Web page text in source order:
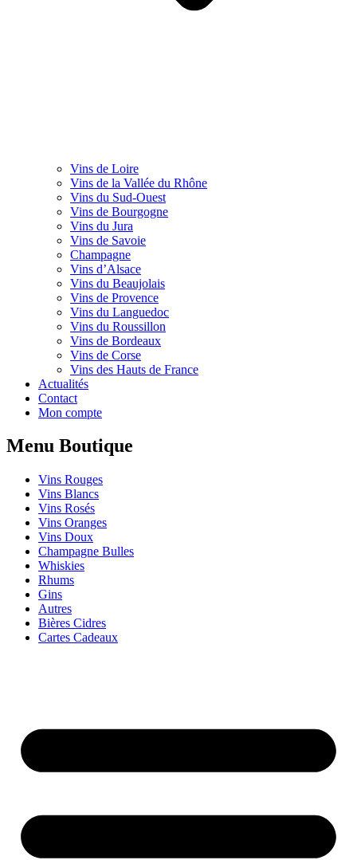
Vins de Loire
Vins de la Vallée du Rhône
Vins du Sud-Ouest
Vins de Bourgogne
Vins du Jura
Vins de Savoie
Champagne
Vins d’Alsace
Vins du Beaujolais
Vins de Provence
Vins du Languedoc
Vins du Roussillon
Vins de Bordeaux
Vins de Corse
Vins des Hauts de France
Actualités
Contact
Mon compte
Menu Boutique
Vins Rouges
Vins Blancs
Vins Rosés
Vins Oranges
Vins Doux
Champagne Bulles
Whiskies
Rhums
Gins
Autres
Bières Cidres
Cartes Cadeaux